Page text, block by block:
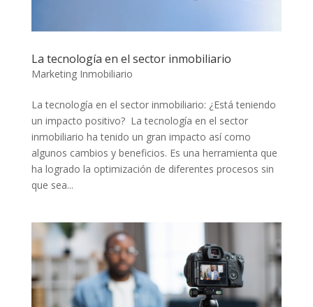
La tecnología en el sector inmobiliario
Marketing Inmobiliario
La tecnología en el sector inmobiliario: ¿Está teniendo
un impacto positivo? La tecnología en el sector
inmobiliario ha tenido un gran impacto así como
algunos cambios y beneficios. Es una herramienta que
ha logrado la optimización de diferentes procesos sin
que sea...